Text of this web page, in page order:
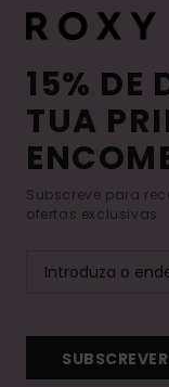
15% DE
TUA
Subscreve para
ofertas exclusivas.
SUBSCREVER